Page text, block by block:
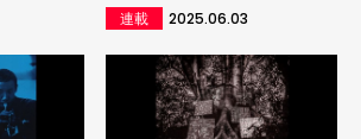
連載 2025.06.03